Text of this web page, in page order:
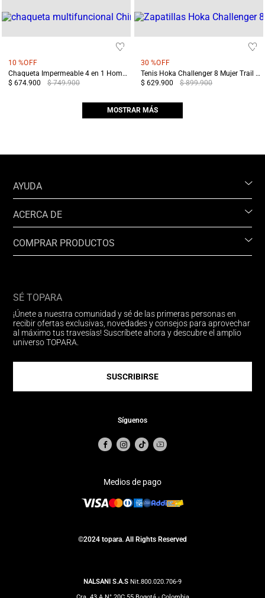
10 %OFF
Chaqueta Impermeable 4 en 1 Hombre Chingaza Negra
$ 674.900
$ 749.900
30 %OFF
Tenis Hoka Challenger 8 Mujer Trail Running Azul/Blanco
$ 629.900
$ 899.900
MOSTRAR MÁS
AYUDA
ACERCA DE
COMPRAR PRODUCTOS
SÉ TOPARA
¡Únete a nuestra comunidad y sé de las primeras personas en
recibir ofertas exclusivas, novedades y consejos para aprovechar
al máximo tus travesías! Suscríbete ahora y descubre el amplio
universo TOPARA.
SUSCRIBIRSE
Síguenos
Medios de pago
©2024 topara. All Rights Reserved
NALSANI S.A.S Nit.800.020.706-9